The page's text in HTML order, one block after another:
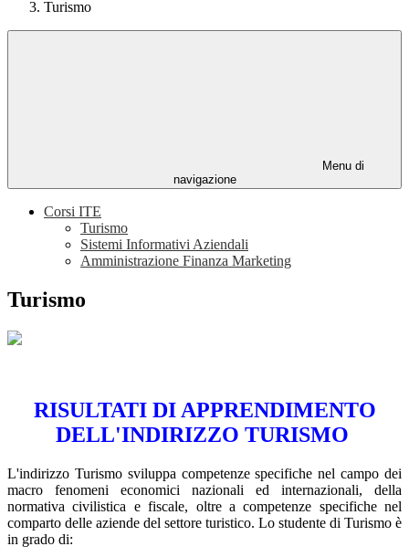
Turismo
Menu di
navigazione
Corsi ITE
Turismo
Sistemi Informativi Aziendali
Amministrazione Finanza Marketing
Turismo
RISULTATI DI APPRENDIMENTO
DELL'INDIRIZZO TURISMO
L'indirizzo Turismo sviluppa competenze specifiche nel campo dei
macro fenomeni economici nazionali ed internazionali, della
normativa civilistica e fiscale, oltre a competenze specifiche nel
comparto delle aziende del settore turistico. Lo studente di Turismo è
in grado di: